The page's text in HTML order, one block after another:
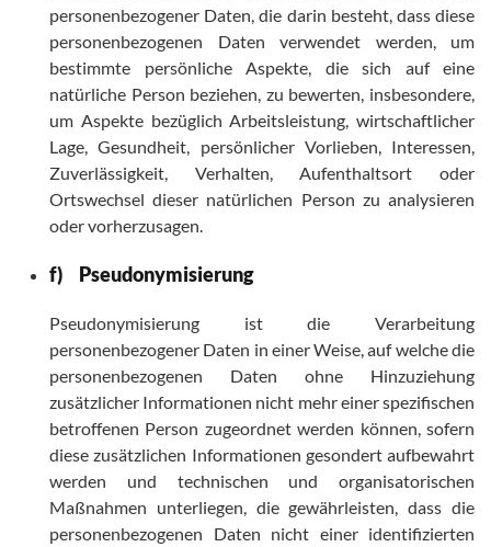
personenbezogener Daten, die darin besteht, dass diese
personenbezogenen Daten verwendet werden, um
bestimmte persönliche Aspekte, die sich auf eine
natürliche Person beziehen, zu bewerten, insbesondere,
um Aspekte bezüglich Arbeitsleistung, wirtschaftlicher
Lage, Gesundheit, persönlicher Vorlieben, Interessen,
Zuverlässigkeit, Verhalten, Aufenthaltsort oder
Ortswechsel dieser natürlichen Person zu analysieren
oder vorherzusagen.
f) Pseudonymisierung
Pseudonymisierung ist die Verarbeitung
personenbezogener Daten in einer Weise, auf welche die
personenbezogenen Daten ohne Hinzuziehung
zusätzlicher Informationen nicht mehr einer spezifischen
betroffenen Person zugeordnet werden können, sofern
diese zusätzlichen Informationen gesondert aufbewahrt
werden und technischen und organisatorischen
Maßnahmen unterliegen, die gewährleisten, dass die
personenbezogenen Daten nicht einer identifizierten